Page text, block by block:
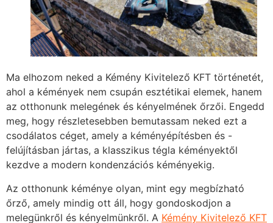
Ma elhozom neked a Kémény Kivitelező KFT történetét,
ahol a kémények nem csupán esztétikai elemek, hanem
az otthonunk melegének és kényelmének őrzői. Engedd
meg, hogy részletesebben bemutassam neked ezt a
csodálatos céget, amely a kéményépítésben és -
felújításban jártas, a klasszikus tégla kéményektől
kezdve a modern kondenzációs kéményekig.
Az otthonunk kéménye olyan, mint egy megbízható
őrző, amely mindig ott áll, hogy gondoskodjon a
melegünkről és kényelmünkről. A Kémény Kivitelező KFT